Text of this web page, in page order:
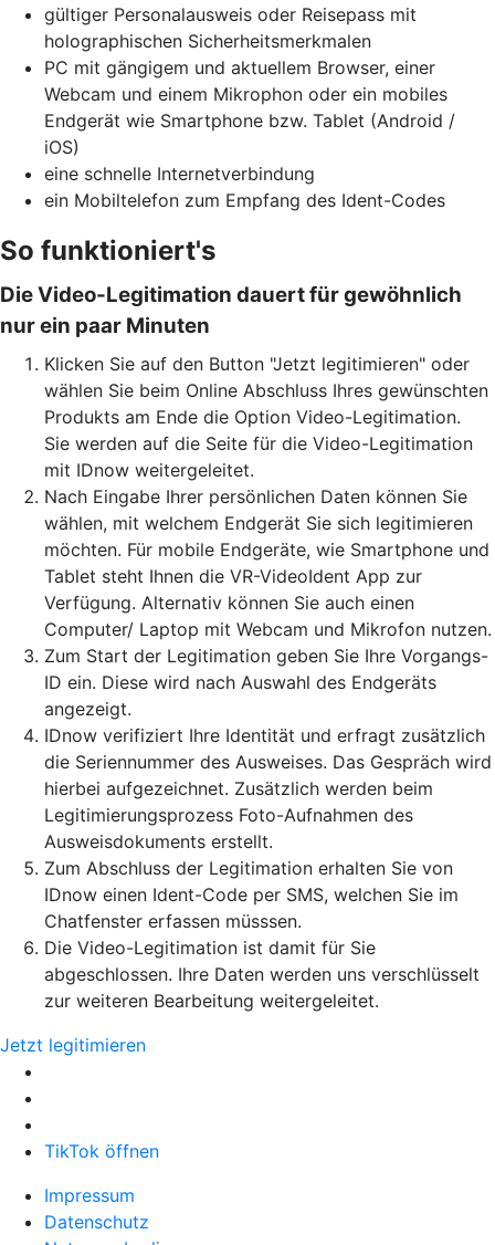
gültiger Personalausweis oder Reisepass mit
holographischen Sicherheitsmerkmalen
PC mit gängigem und aktuellem Browser, einer
Webcam und einem Mikrophon oder ein mobiles
Endgerät wie Smartphone bzw. Tablet (Android /
iOS)
eine schnelle Internetverbindung
ein Mobiltelefon zum Empfang des Ident-Codes
So funktioniert's
Die Video-Legitimation dauert für gewöhnlich
nur ein paar Minuten
Klicken Sie auf den Button "Jetzt legitimieren" oder
wählen Sie beim Online Abschluss Ihres gewünschten
Produkts am Ende die Option Video-Legitimation.
Sie werden auf die Seite für die Video-Legitimation
mit IDnow weitergeleitet.
Nach Eingabe Ihrer persönlichen Daten können Sie
wählen, mit welchem Endgerät Sie sich legitimieren
möchten. Für mobile Endgeräte, wie Smartphone und
Tablet steht Ihnen die VR-VideoIdent App zur
Verfügung. Alternativ können Sie auch einen
Computer/ Laptop mit Webcam und Mikrofon nutzen.
Zum Start der Legitimation geben Sie Ihre Vorgangs-
ID ein. Diese wird nach Auswahl des Endgeräts
angezeigt.
IDnow verifiziert Ihre Identität und erfragt zusätzlich
die Seriennummer des Ausweises. Das Gespräch wird
hierbei aufgezeichnet. Zusätzlich werden beim
Legitimierungsprozess Foto-Aufnahmen des
Ausweisdokuments erstellt.
Zum Abschluss der Legitimation erhalten Sie von
IDnow einen Ident-Code per SMS, welchen Sie im
Chatfenster erfassen müsssen.
Die Video-Legitimation ist damit für Sie
abgeschlossen. Ihre Daten werden uns verschlüsselt
zur weiteren Bearbeitung weitergeleitet.
Jetzt legitimieren
TikTok öffnen
Impressum
Datenschutz